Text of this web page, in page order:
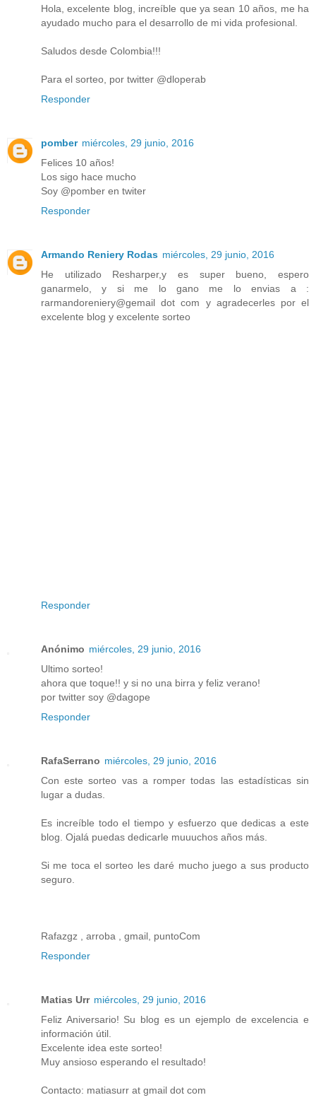
Hola, excelente blog, increíble que ya sean 10 años, me ha
ayudado mucho para el desarrollo de mi vida profesional.
Saludos desde Colombia!!!
Para el sorteo, por twitter @dloperab
Responder
pomber miércoles, 29 junio, 2016
Felices 10 años!
Los sigo hace mucho
Soy @pomber en twiter
Responder
Armando Reniery Rodas miércoles, 29 junio, 2016
He utilizado Resharper,y es super bueno, espero
ganarmelo, y si me lo gano me lo envias a :
rarmandoreniery@gemail dot com y agradecerles por el
excelente blog y excelente sorteo
Responder
Anónimo miércoles, 29 junio, 2016
Ultimo sorteo!
ahora que toque!! y si no una birra y feliz verano!
por twitter soy @dagope
Responder
RafaSerrano miércoles, 29 junio, 2016
Con este sorteo vas a romper todas las estadísticas sin
lugar a dudas.
Es increíble todo el tiempo y esfuerzo que dedicas a este
blog. Ojalá puedas dedicarle muuuchos años más.
Si me toca el sorteo les daré mucho juego a sus producto
seguro.
Rafazgz , arroba , gmail, puntoCom
Responder
Matias Urr miércoles, 29 junio, 2016
Feliz Aniversario! Su blog es un ejemplo de excelencia e
información útil.
Excelente idea este sorteo!
Muy ansioso esperando el resultado!
Contacto: matiasurr at gmail dot com